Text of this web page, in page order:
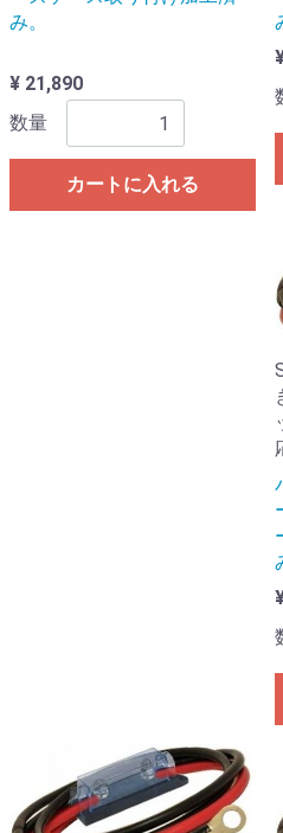
み。
¥ 21,890
数量
カートに入れる